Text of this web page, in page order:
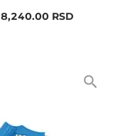
8,240.00RSD